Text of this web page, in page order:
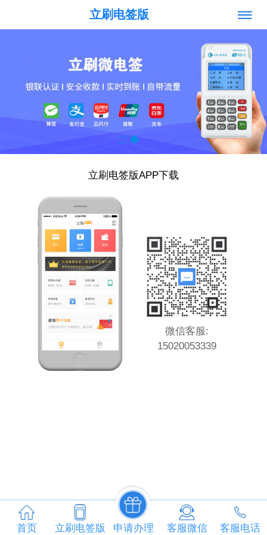
立刷电签版
立刷电签版APP下载
微信客服:
15020053339
首页 立刷电签版 申请办理 客服微信 客服电话